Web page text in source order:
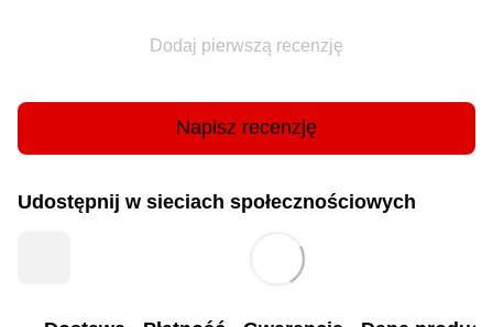
Dodaj pierwszą recenzję
Napisz recenzję
Udostępnij w sieciach społecznościowych